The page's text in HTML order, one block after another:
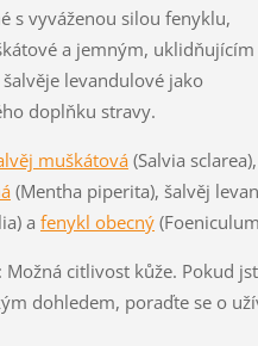
s vyváženou silou fenyklu,
a jemným, uklidňujícím
levandulové jako
doplňku stravy.
muškátová(Salvia sclarea),
(Mentha piperita), šalvěj
a fenykl obecný
Možná citlivost kůže. Pokud
dohledem, poraďte se o